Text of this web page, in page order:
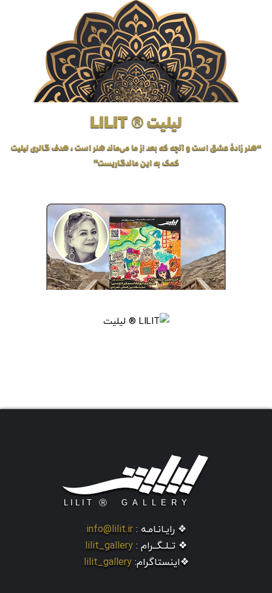
لیلیت ® LILIT
“هنر زادهٔ عشق است و آنچه که بعد از ما می‌ماند هنر است، هدف گالری لیلیت
کمک به این ماندگاریست”
❖ رایـانـامـه : info@lilit.ir
❖ تــلــگــرام : lilit_gallery
❖اینستاگرام: lilit_gallery